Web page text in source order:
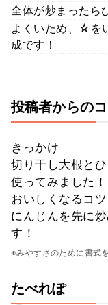
全体が炒まったら
よくいため、☆を
成です！
投稿者からの
きっかけ
切り干し大根と
使ってみました！
おいしくなるコツ
にんじんを先に
す！
※みやすさのために書式
たべれぽ